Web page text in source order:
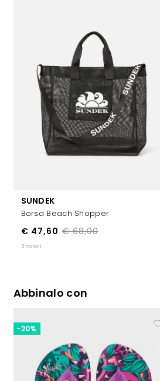
SUNDEK
Borsa Beach Shopper
€ 68,00
€ 47,60
3 colori
Abbinalo con
-20%